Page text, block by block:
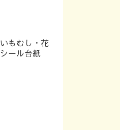
いもむし・花
シール台紙